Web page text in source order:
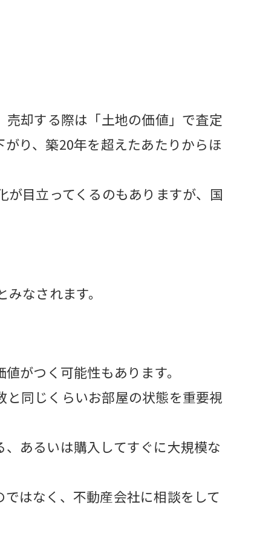
却する際は「土地の価値」で査定
り、築20年を超えたあたりからほ
目立ってくるのもありますが、国
なされます。
がつく可能性もあります。
同じくらいお部屋の状態を重要視
あるいは購入してすぐに大規模な
はなく、不動産会社に相談をして